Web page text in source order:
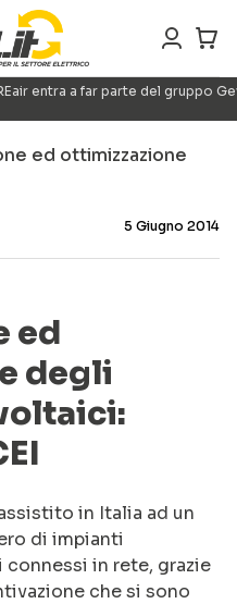
entra a far parte del gruppo
ed ottimizzazione
5 Giugno 2014
ed
degli
in Italia ad un
di impianti
in rete, grazie
che si sono